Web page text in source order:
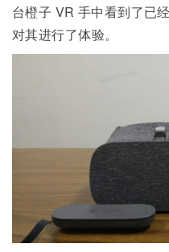
台橙子 VR 手中看到了已
对其进行了体验。